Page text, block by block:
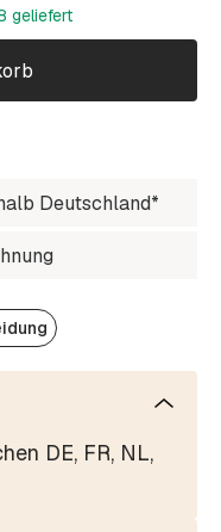
geliefert
Deutschland*
DE, FR, NL,